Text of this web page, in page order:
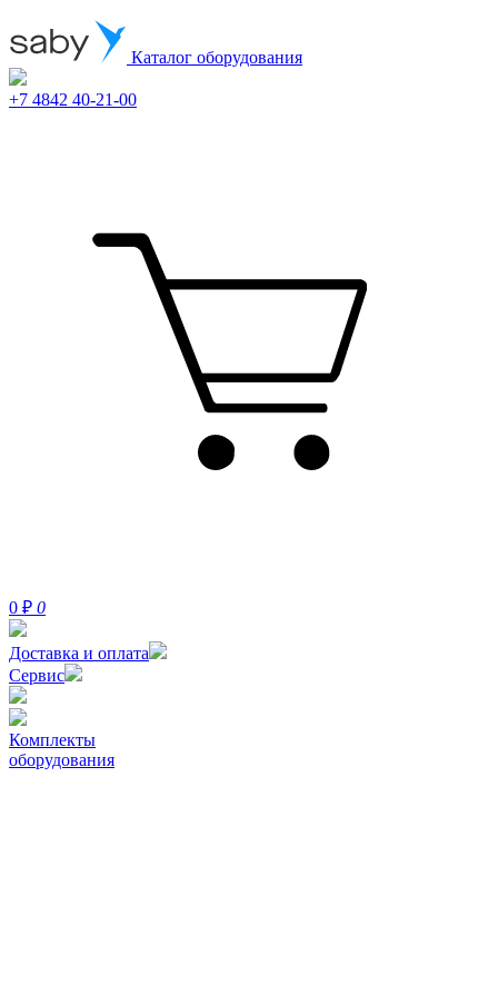
Каталог оборудования
+7 4842 40-21-00
0 ₽ 0
Доставка и оплата
Сервис
Комплекты
оборудования